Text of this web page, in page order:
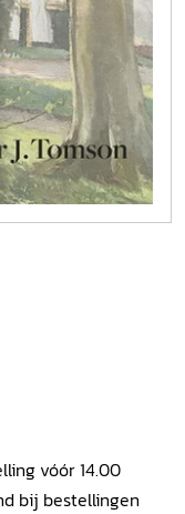
vóór 14.00
bij bestellingen